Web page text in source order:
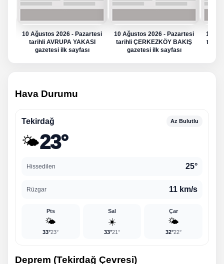
10 Ağustos 2026 - Pazartesi
tarihli AVRUPA YAKASI
gazetesi ilk sayfası
10 Ağustos 2026 - Pazartesi
tarihli ÇERKEZKÖY BAKIŞ
gazetesi ilk sayfası
10
tarihli
Hava Durumu
Tekirdağ Az Bulutlu
🌤️23°
Hissedilen 25°
Rüzgar 11 km/s
Pts
🌤️
33°23°
Sal
☀️
33°21°
Çar
🌤️
32°22°
Deprem (Tekirdağ Çevresi)